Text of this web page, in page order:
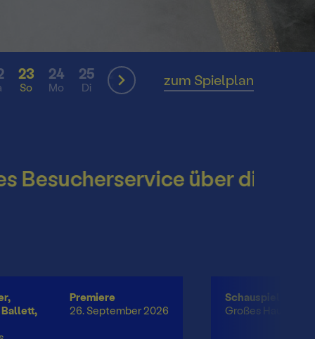
23
So
24
Mo
25
Di
26
Mi Fr
29
Sa
30
So
zum Spielplan
über die
Ballett,
Premiere
26. September 2026
Schauspiel
Großes Haus